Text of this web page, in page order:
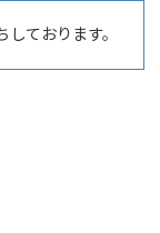
ております。